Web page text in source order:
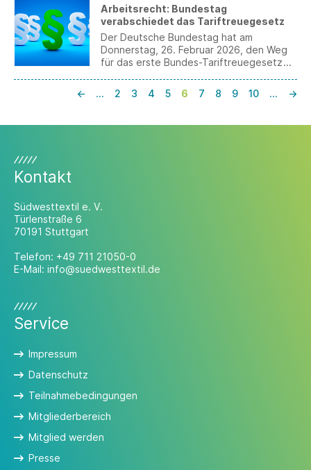
Arbeitsrecht: Bundestag
verabschiedet das Tariftreuegesetz
Der Deutsche Bundestag hat am
Donnerstag, 26. Februar 2026, den Weg
für das erste Bundes-Tariftreuegesetz
←
… 2 3 4 5 6 7 8 9 10 … →
Kontakt
Südwesttextil e. V.
Türlenstraße 6
70191 Stuttgart
Telefon: +49 711 21050-0
E-Mail: info@suedwesttextil.de
Service
Impressum
Datenschutz
Teilnahmebedingungen
Mitgliederbereich
Mitglied werden
Presse